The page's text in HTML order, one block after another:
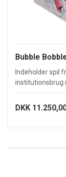
Bubble
Indeholder spil
institutionsbrug
DKK